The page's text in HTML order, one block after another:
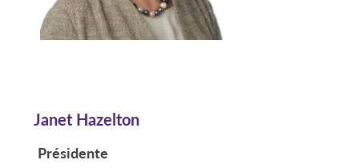
Janet Hazelton
Présidente